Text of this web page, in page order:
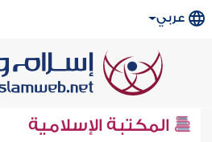
عربي
المكتبة الإسلامية